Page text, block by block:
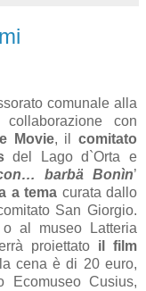
comunale alla
con
Movie, ilcomitato
del Lago d`Orta e
barbä Bonìn’
a tema curata dallo
San Giorgio.
al museo Latteria
proiettato il film
cena è di 20 euro,
Ecomuseo Cusius,